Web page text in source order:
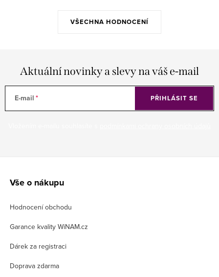
VŠECHNA HODNOCENÍ
Aktuální novinky a slevy na váš e-mail
E-mail PŘIHLÁSIT SE
Vše o nákupu
Hodnocení obchodu
Garance kvality WiNAM.cz
Dárek za registraci
Doprava zdarma